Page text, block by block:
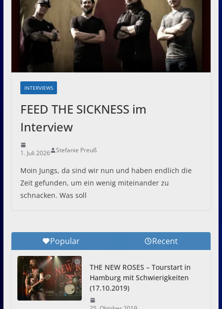
INTERVIEWS
FEED THE SICKNESS im
Interview
1. Juli 2026 Stefanie Preuß
Moin Jungs, da sind wir nun und haben endlich die
Zeit gefunden, um ein wenig miteinander zu
schnacken. Was soll
Popular Recent
THE NEW ROSES – Tourstart in
Hamburg mit Schwierigkeiten
(17.10.2019)